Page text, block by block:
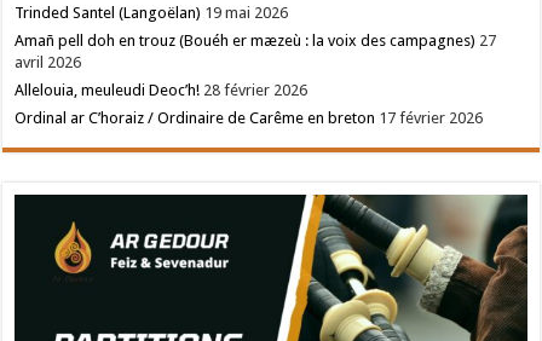
Trinded Santel (Langoëlan) 19 mai 2026
Amañ pell doh en trouz (Bouéh er mæzeù : la voix des campagnes) 27
avril 2026
Allelouia, meuleudi Deoc’h! 28 février 2026
Ordinal ar C’horaiz / Ordinaire de Carême en breton 17 février 2026